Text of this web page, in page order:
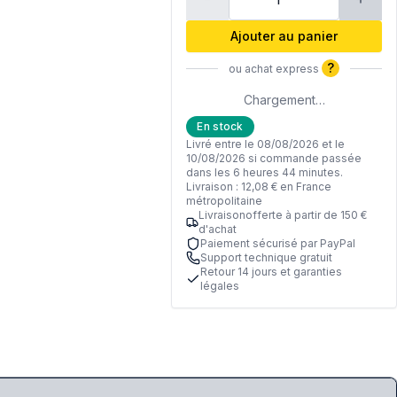
Ajouter au panier
ou achat express ?
Chargement…
En stock
Livré entre le 08/08/2026 et le
10/08/2026 si commande passée
dans les 6 heures 44 minutes.
Livraison : 12,08 € en France
métropolitaine
Livraisonofferte à partir de 150 €
d'achat
Paiement sécurisé par PayPal
Support technique gratuit
Retour 14 jours et garanties
légales